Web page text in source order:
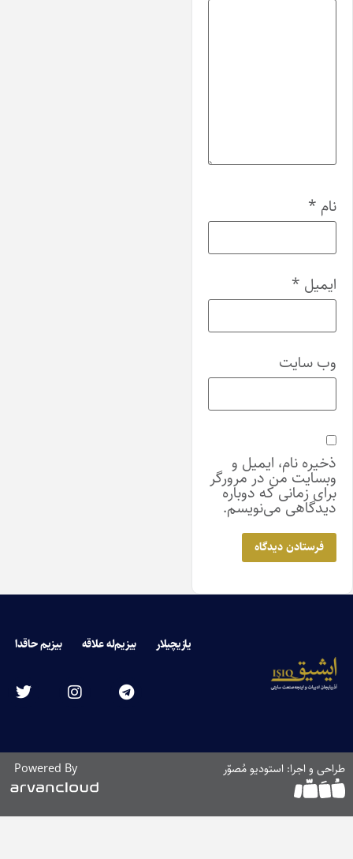
نام*
ایمیل*
وب‌ سایت
ذخیره نام، ایمیل و
وبسایت من در مرورگر
برای زمانی که دوباره
دیدگاهی می‌نویسم.
یازیچیلار بیزیم‌له علاقه بیزیم حاقدا
و اجرا: استودیو مُصوّر Powered By